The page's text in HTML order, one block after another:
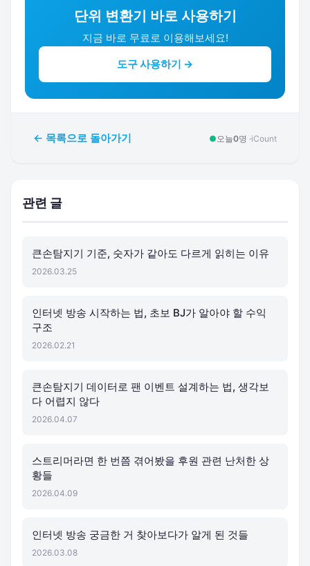
단위 변환기 바로 사용하기
지금 바로 무료로 이용해보세요!
도구 사용하기 →
← 목록으로 돌아가기 ● 오늘0명 ·iCount
관련 글
큰손탐지기 기준, 숫자가 같아도 다르게 읽히는 이유
2026.03.25
인터넷 방송 시작하는 법, 초보 BJ가 알아야 할 수익
구조
2026.02.21
큰손탐지기 데이터로 팬 이벤트 설계하는 법, 생각보
다 어렵지 않다
2026.04.07
스트리머라면 한 번쯤 겪어봤을 후원 관련 난처한 상
황들
2026.04.09
인터넷 방송 궁금한 거 찾아보다가 알게 된 것들
2026.03.08